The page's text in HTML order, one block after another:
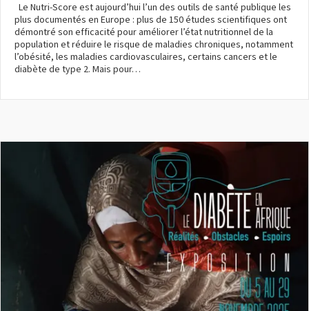
Le Nutri-Score est aujourd’hui l’un des outils de santé publique les
plus documentés en Europe : plus de 150 études scientifiques ont
démontré son efficacité pour améliorer l’état nutritionnel de la
population et réduire le risque de maladies chroniques, notamment
l’obésité, les maladies cardiovasculaires, certains cancers et le
diabète de type 2. Mais pour…